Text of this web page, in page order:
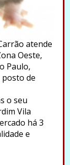
atende
Oeste,
Paulo,
de
o seu
Vila
há 3
e